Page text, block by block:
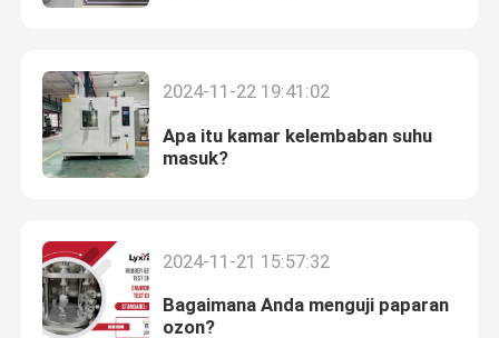
Mesin Uji Karet
Peralatan Pengujian Otomotif
Peralatan Pengujian Lab Plastik
instrumen pengujian kemasan
2024-11-22 19:41:02
Apa itu kamar kelembaban suhu
masuk?
2024-11-21 15:57:32
Bagaimana Anda menguji paparan
ozon?